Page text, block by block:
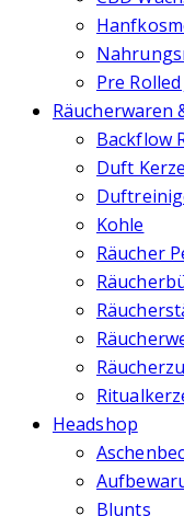
Pre
Räucherwaren
Backflow
Duft
Kohle
Räucher
Headshop
Blunts